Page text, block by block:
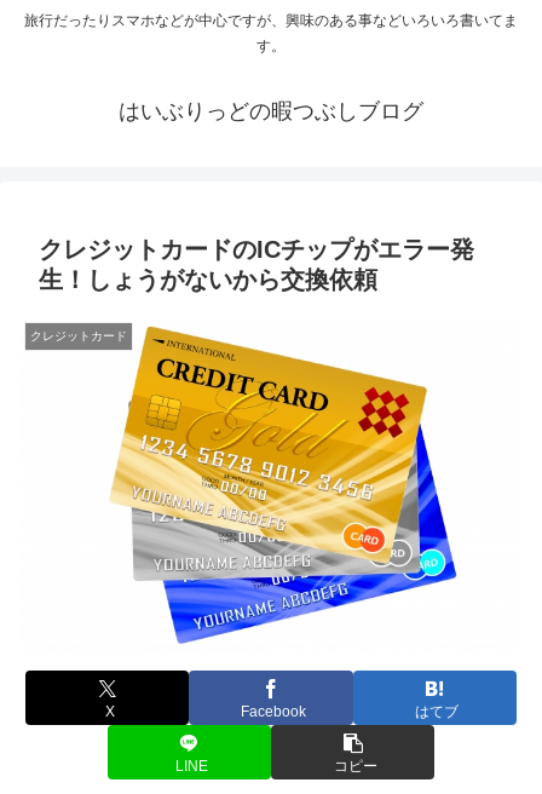
旅行だったりスマホなどが中心ですが、興味のある事などいろいろ書いてま
す。
はいぶりっどの暇つぶしブログ
クレジットカードのICチップがエラー発
生！しょうがないから交換依頼
クレジットカード
X Facebook はてブ
LINE コピー